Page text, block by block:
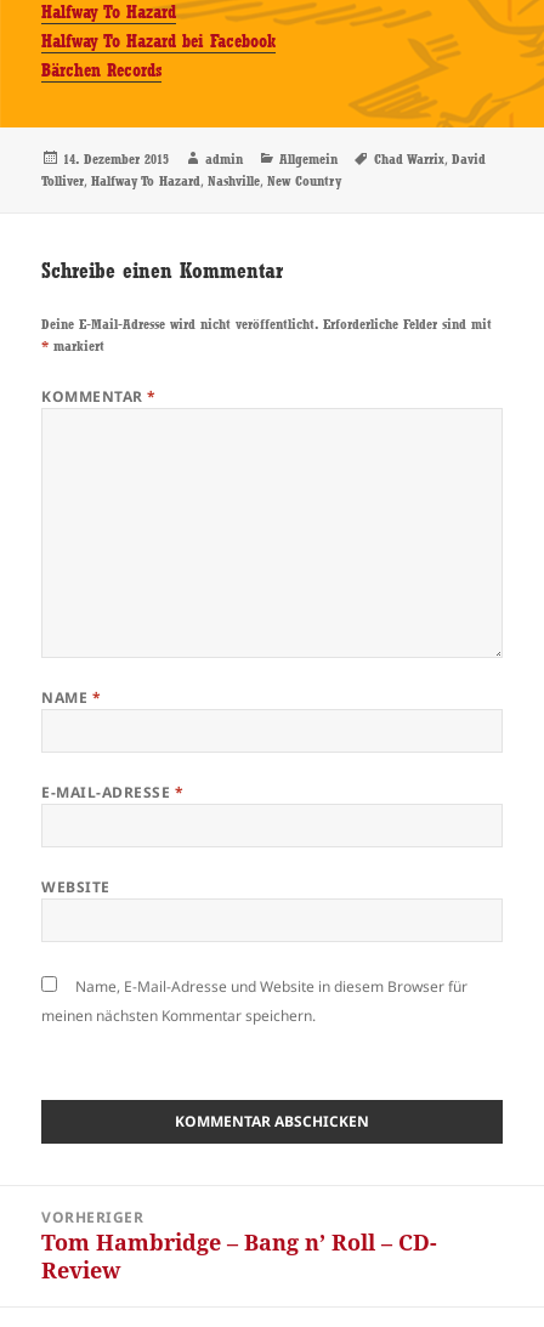
Halfway To Hazard
Halfway To Hazard bei Facebook
Bärchen Records
Veröffentlicht
am
14. Dezember 2015 Autor
admin Kategorien
Allgemein Schlagwörter
Chad Warrix,David
Tolliver,Halfway To Hazard,Nashville,New Country
Schreibe einen Kommentar
Deine E-Mail-Adresse wird nicht veröffentlicht. Erforderliche Felder sind mit
* markiert
KOMMENTAR*
NAME *
E-MAIL-ADRESSE *
WEBSITE
Name, E-Mail-Adresse und Website in diesem Browser für
meinen nächsten Kommentar speichern.
VORHERIGER
Vorheriger
Beitrag:
Tom Hambridge – Bang n’ Roll – CD-
Review